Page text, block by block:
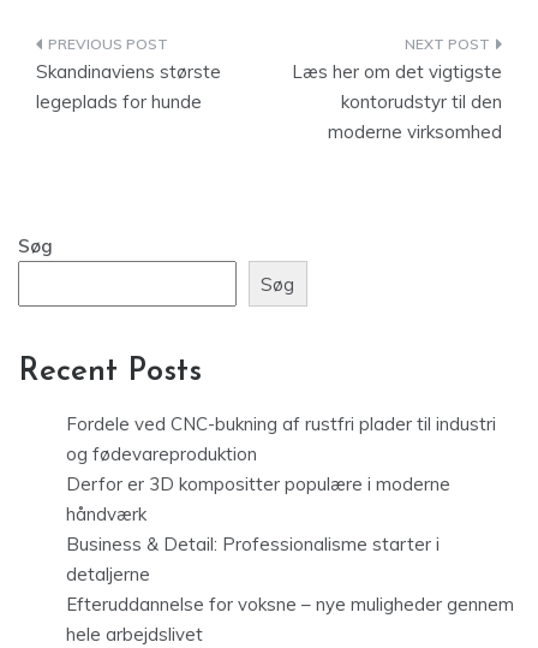
Indlægsnavigation
Skandinaviens største
legeplads for hunde
Læs her om det vigtigste
kontorudstyr til den
moderne virksomhed
Søg
Søg
Recent Posts
Fordele ved CNC-bukning af rustfri plader til industri
og fødevareproduktion
Derfor er 3D kompositter populære i moderne
håndværk
Business & Detail: Professionalisme starter i
detaljerne
Efteruddannelse for voksne – nye muligheder gennem
hele arbejdslivet